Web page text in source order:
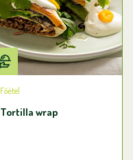
Főétel
Tortilla wrap